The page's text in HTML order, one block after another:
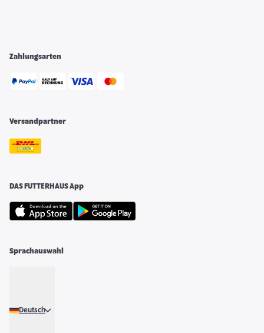
Zahlungsarten
Versandpartner
DAS FUTTERHAUS App
Sprachauswahl
Deutsch